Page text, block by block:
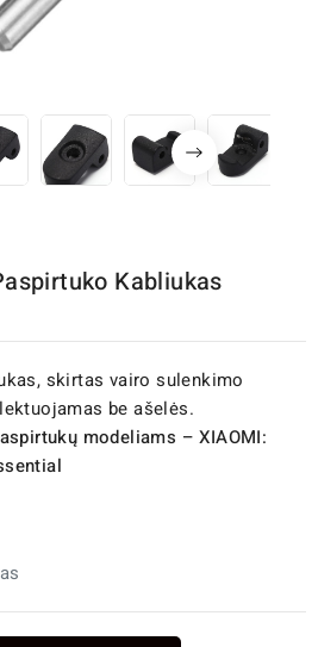
Kabliukas
skirtas vairo sulenkimo
be ašelės.
modeliams – XIAOMI: